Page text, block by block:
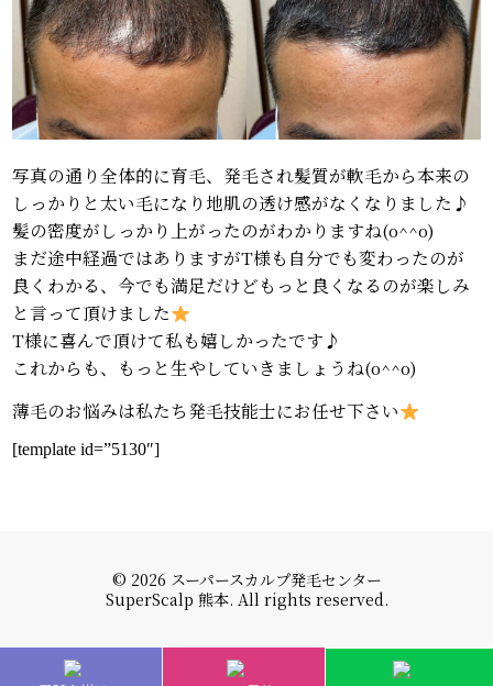
写真の通り全体的に育毛、発毛され髪質が軟毛から本来の
しっかりと太い毛になり地肌の透け感がなくなりました♪
髪の密度がしっかり上がったのがわかりますね(o^^o)
まだ途中経過ではありますがT様も自分でも変わったのが
良くわかる、今でも満足だけどもっと良くなるのが楽しみ
と言って頂けました
T様に喜んで頂けて私も嬉しかったです♪
これからも、もっと生やしていきましょうね(o^^o)
薄毛のお悩みは私たち発毛技能士にお任せ下さい
[template id=”5130″]
© 2026 スーパースカルプ発毛センター
SuperScalp 熊本. All rights reserved.